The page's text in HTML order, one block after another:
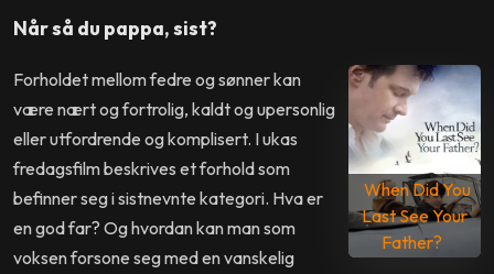
Når så du pappa, sist?
When Did You
Last See Your
Father?
Forholdet mellom fedre og sønner kan
være nært og fortrolig, kaldt og upersonlig
eller utfordrende og komplisert. I ukas
fredagsfilm beskrives et forhold som
befinner seg i sistnevnte kategori. Hva er
en god far? Og hvordan kan man som
voksen forsone seg med en vanskelig